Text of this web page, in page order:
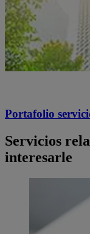
Portafolio
Servicios
interesarle